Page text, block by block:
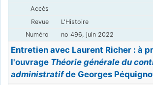
L'Histoire
no 496, juin 2022
Entretien avec Laurent Richer : à
l'ouvrage Théorie générale du
administratifde Georges